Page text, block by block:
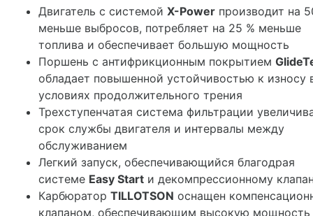
Двигатель с системой X-Power производит на
меньше выбросов, потребляет на 25 % меньше
топлива и обеспечивает большую мощность
Поршень с антифрикционным покрытием
обладает повышенной устойчивостью к износу
условиях продолжительного трения
Трехступенчатая система фильтрации
срок службы двигателя и интервалы между
обслуживанием
Легкий запуск, обеспечивающийся благодрая
системе Easy Start и декомпрессионному
Карбюратор TILLOTSON оснащен
клапаном, обеспечивающим высокую мощность